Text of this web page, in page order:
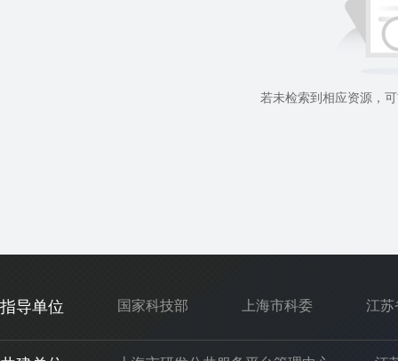
若未检索到相应资源，
指导单位 国家科技部 上海市科委 江苏